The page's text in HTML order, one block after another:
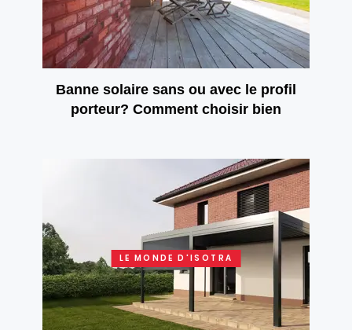
Banne solaire sans ou avec le profil
porteur? Comment choisir bien
LE MONDE D'ISOTRA